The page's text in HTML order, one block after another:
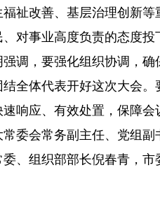
祉改善、基层治理创新
对事业高度负责的态度投
强调，要强化组织协调，
全体代表开好这次大会
响应、有效处置，保障会
委会常务副主任、党组副
委、组织部部长倪春青，